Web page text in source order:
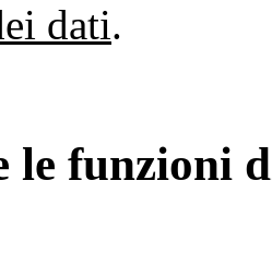
dati.
le funzioni